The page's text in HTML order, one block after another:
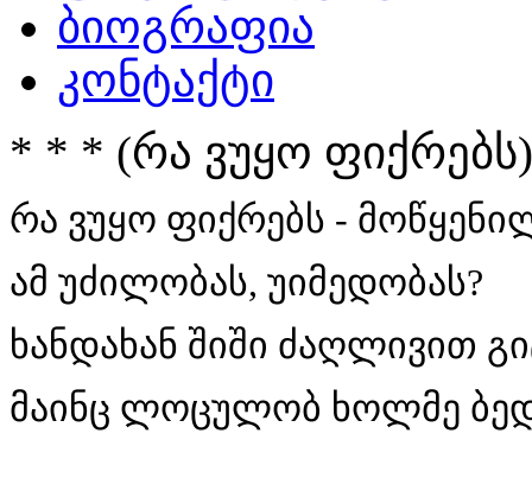
ბიოგრაფია
კონტაქტი
* * * (რა ვუყო ფიქრებს)
რა ვუყო ფიქრებს -
ამ უძილობას, უიმედობას?
ხანდახან შიში ძაღლივით
მაინც ლოცულობ ხოლმე